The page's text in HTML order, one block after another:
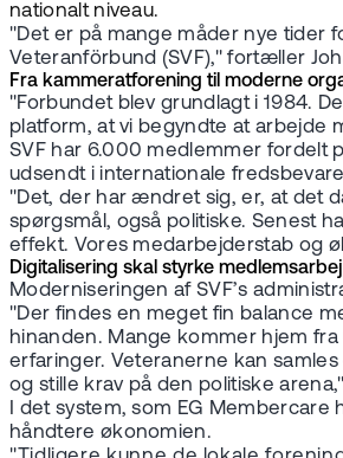
nationalt niveau.
"Det er på mange måder nye tider
Veteranförbund (SVF)," fortæller
Fra kammeratforening til moderne
"Forbundet blev grundlagt i 1984.
platform, at vi begyndte at arbejde
SVF har 6.000 medlemmer fordelt
udsendt i internationale
"Det, der har ændret sig, er, at det
spørgsmål, også politiske. Senest
effekt. Vores medarbejderstab og
Digitalisering skal styrke
Moderniseringen af SVF’s
"Der findes en meget fin balance
hinanden. Mange kommer hjem
erfaringer. Veteranerne kan
og stille krav på den politiske
I det system, som EG Membercare
håndtere økonomien.